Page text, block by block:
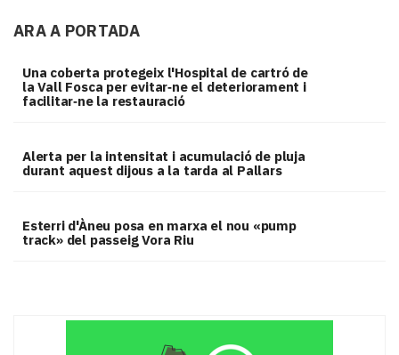
ARA A PORTADA
Una coberta protegeix l'Hospital de cartró de
la Vall Fosca per evitar‑ne el deteriorament i
facilitar‑ne la restauració
Alerta per la intensitat i acumulació de pluja
durant aquest dijous a la tarda al Pallars
Esterri d'Àneu posa en marxa el nou «pump
track» del passeig Vora Riu